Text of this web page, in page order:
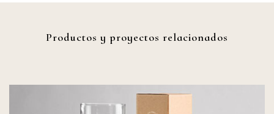
Productos y proyectos relacionados